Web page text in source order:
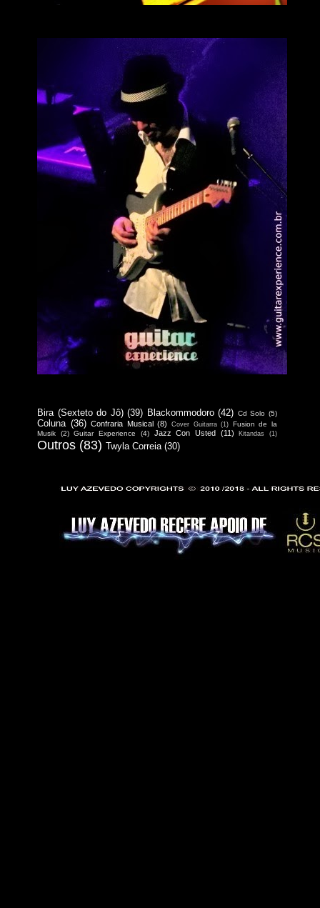
Bira (Sexteto do Jô) (39) Blackommodoro (42) Cd Solo (5)
Coluna (36) Confraria Musical (8) Cover Guitarra (1) Fusion de la
Musik
(2) Guitar Experience (4) Jazz Con Usted (11) Kitandas (1)
Outros (83) Twyla Correia (30)